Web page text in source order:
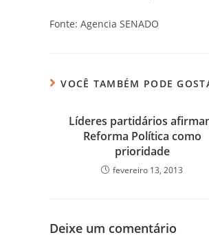
Fonte: Agencia SENADO
VOCÊ TAMBÉM PODE
Líderes partidários
Reforma Política como
prioridade
fevereiro 13, 2013
Deixe um comentário